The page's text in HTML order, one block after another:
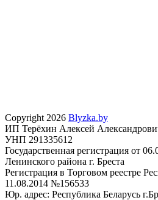
Copyright 2026 Blyzka.by
ИП Терёхин Алексей
УНП 291335612
Государственная регистрация от
Ленинского района г. Бреста
Регистрация в Торговом реестре
11.08.2014 №156533
Юр. адрес: Республика Беларусь